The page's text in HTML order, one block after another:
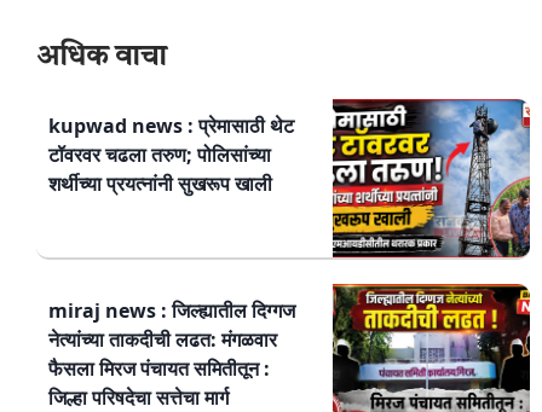
अधिक वाचा
kupwad news : प्रेमासाठी थेट
टॉवरवर चढला तरुण; पोलिसांच्या
शर्थीच्या प्रयत्नांनी सुखरूप खाली
miraj news : जिल्ह्यातील दिग्गज
नेत्यांच्या ताकदीची लढत: मंगळवार
फैसला मिरज पंचायत समितीतून :
जिल्हा परिषदेचा सत्तेचा मार्ग